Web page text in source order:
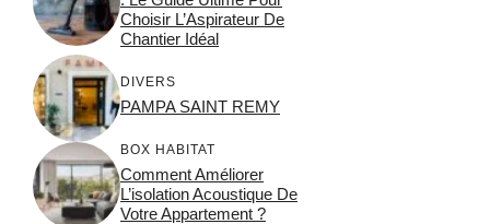
Choisir L’Aspirateur De
Chantier Idéal
DIVERS
PAMPA SAINT REMY
BOX HABITAT
Comment Améliorer
L’isolation Acoustique De
Votre Appartement ?